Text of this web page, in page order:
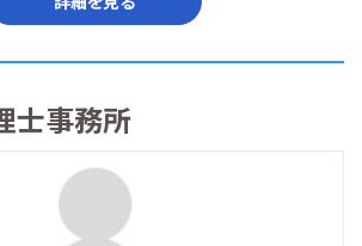
士事務所